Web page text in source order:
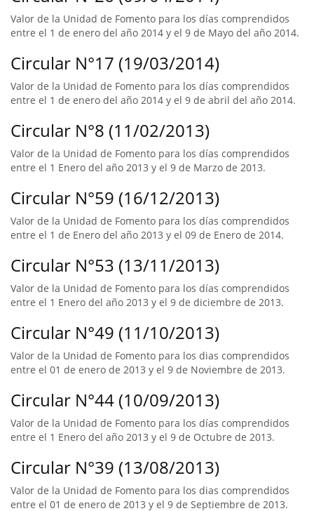
Valor de la Unidad de Fomento para los días comprendidos
entre el 1 de enero del año 2014 y el 9 de Mayo del año 2014.
Circular N°17 (19/03/2014)
Valor de la Unidad de Fomento para los días comprendidos
entre el 1 de enero del año 2014 y el 9 de abril del año 2014.
Circular N°8 (11/02/2013)
Valor de la Unidad de Fomento para los días comprendidos
entre el 1 Enero del año 2013 y el 9 de Marzo de 2013.
Circular N°59 (16/12/2013)
Valor de la Unidad de Fomento para los días comprendidos
entre el 1 de Enero del año 2013 y el 09 de Enero de 2014.
Circular N°53 (13/11/2013)
Valor de la Unidad de Fomento para los días comprendidos
entre el 1 Enero del año 2013 y el 9 de diciembre de 2013.
Circular N°49 (11/10/2013)
Valor de la Unidad de Fomento para los dias comprendidos
entre el 01 de enero de 2013 y el 9 de Noviembre de 2013.
Circular N°44 (10/09/2013)
Valor de la Unidad de Fomento para los días comprendidos
entre el 1 Enero del año 2013 y el 9 de Octubre de 2013.
Circular N°39 (13/08/2013)
Valor de la Unidad de Fomento para los dias comprendidos
entre el 01 de enero de 2013 y el 9 de Septiembre de 2013.